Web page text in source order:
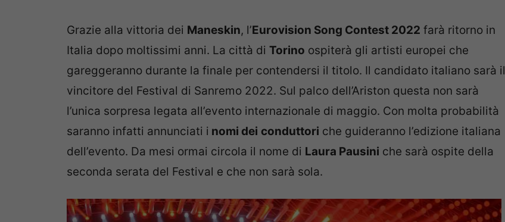
Grazie alla vittoria dei Maneskin, l’Eurovision Song Contest 2022 farà ritorno in
Italia dopo moltissimi anni. La città di Torino ospiterà gli artisti europei che
gareggeranno durante la finale per contendersi il titolo. Il candidato italiano sarà il
vincitore del Festival di Sanremo 2022. Sul palco dell’Ariston questa non sarà
l’unica sorpresa legata all’evento internazionale di maggio. Con molta probabilità
saranno infatti annunciati i nomi dei conduttori che guideranno l’edizione italiana
dell’evento. Da mesi ormai circola il nome di Laura Pausini che sarà ospite della
seconda serata del Festival e che non sarà sola.